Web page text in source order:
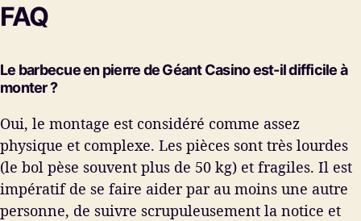
FAQ
Le barbecue en pierre de Géant Casino est-il difficile à
monter ?
Oui, le montage est considéré comme assez
physique et complexe. Les pièces sont très lourdes
(le bol pèse souvent plus de 50 kg) et fragiles. Il est
impératif de se faire aider par au moins une autre
personne, de suivre scrupuleusement la notice et